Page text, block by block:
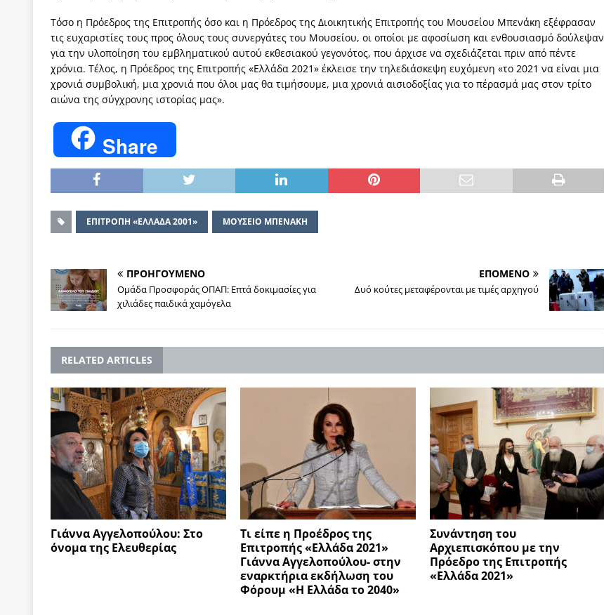
Τόσο η Πρόεδρος της Επιτροπής όσο και η Πρόεδρος της Διοικητικής Επιτροπής του Μουσείου Μπενάκη εξέφρασαν
τις ευχαριστίες τους προς όλους τους συνεργάτες του Μουσείου, οι οποίοι με αφοσίωση και ενθουσιασμό δούλεψαν
για την υλοποίηση του εμβληματικού αυτού εκθεσιακού γεγονότος, που άρχισε να σχεδιάζεται πριν από πέντε
χρόνια. Τέλος, η Πρόεδρος της Επιτροπής «Ελλάδα 2021» έκλεισε την τηλεδιάσκεψη ευχόμενη «το 2021 να είναι μια
χρονιά συμβολική, μια χρονιά που όλοι μας θα τιμήσουμε, μια χρονιά αισιοδοξίας για το πέρασμά μας στον τρίτο
αιώνα της σύγχρονης ιστορίας μας».
Share
ΕΠΙΤΡΟΠΗ «ΕΛΛΑΔΑ 2001» ΜΟΥΣΕΙΟ ΜΠΕΝΑΚΗ
ΠΡΟΗΓΟΥΜΕΝΟ
Ομάδα Προσφοράς ΟΠΑΠ: Επτά δοκιμασίες για
χιλιάδες παιδικά χαμόγελα
ΕΠΟΜΕΝΟ
Δυό κούτες μεταφέρονται με τιμές αρχηγού
RELATED ARTICLES
Γιάννα Αγγελοπούλου: Στο
όνομα της Ελευθερίας
Τι είπε η Προέδρος της
Επιτροπής «Ελλάδα 2021»
Γιάννα Αγγελοπούλου- στην
εναρκτήρια εκδήλωση του
Φόρουμ «Η Ελλάδα το 2040»
Συνάντηση του
Αρχιεπισκόπου με την
Πρόεδρο της Επιτροπής
«Ελλάδα 2021»